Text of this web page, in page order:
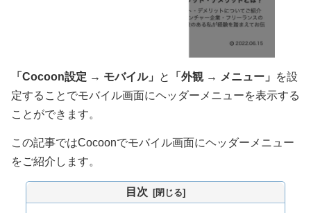
「Cocoon設定 → モバイル」 と 「外観 → メニュー」
を設
定することでモバイル画面にヘッダーメニューを表示する
ことができます。
この記事ではCocoonでモバイル画面にヘッダーメニュー
をご紹介します。
目次